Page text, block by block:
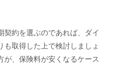
約を選ぶのであれば、ダイ
取得した上で検討しましょ
が、保険料が安くなるケース